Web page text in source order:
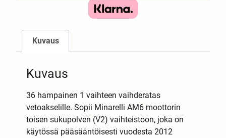
Kuvaus
Kuvaus
36 hampainen 1 vaihteen vaihderatas
vetoakselille. Sopii Minarelli AM6 moottorin
toisen sukupolven (V2) vaihteistoon, joka on
käytössä pääsääntöisesti vuodesta 2012